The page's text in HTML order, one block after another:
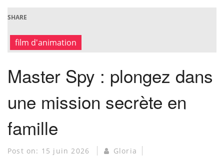
SHARE
film d'animation
Master Spy : plongez dans
une mission secrète en
famille
Post on: 15 juin 2026 Gloria